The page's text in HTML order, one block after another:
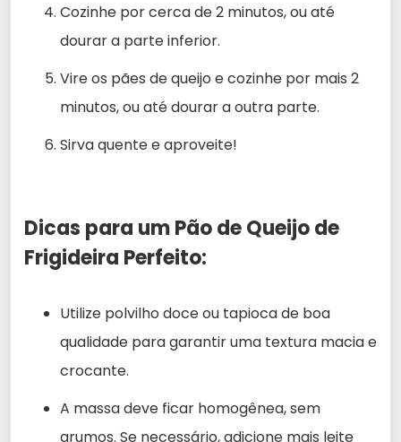
Cozinhe por cerca de 2 minutos, ou até
dourar a parte inferior.
Vire os pães de queijo e cozinhe por mais 2
minutos, ou até dourar a outra parte.
Sirva quente e aproveite!
Dicas para um Pão de Queijo de
Frigideira Perfeito:
Utilize polvilho doce ou tapioca de boa
qualidade para garantir uma textura macia e
crocante.
A massa deve ficar homogênea, sem
grumos. Se necessário, adicione mais leite